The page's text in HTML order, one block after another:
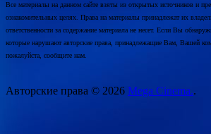
Все материалы на данном сайте взяты из открытых источников и
ознакомительных целях. Права на материалы принадлежат их
ответственности за содержание материала не несет. Если Вы
которые нарушают авторские права, принадлежащие Вам, Вашей
пожалуйста, сообщите нам.
Авторские права © 2026 Mega Cinema..